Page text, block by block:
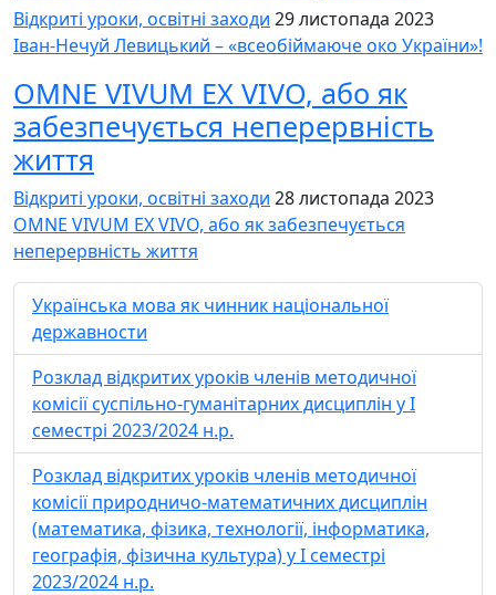
Відкриті уроки, освітні заходи 29 листопада 2023
Іван-Нечуй Левицький – «всеобіймаюче око України»!
OMNE VIVUM EX VIVO, або як
забезпечується неперервність
життя
Відкриті уроки, освітні заходи 28 листопада 2023
OMNE VIVUM EX VIVO, або як забезпечується
неперервність життя
Українська мова як чинник національної
державности
Розклад відкритих уроків членів методичної
комісії суспільно-гуманітарних дисциплін у І
семестрі 2023/2024 н.р.
Розклад відкритих уроків членів методичної
комісії природничо-математичних дисциплін
(математика, фізика, технології, інформатика,
географія, фізична культура) у І семестрі
2023/2024 н.р.